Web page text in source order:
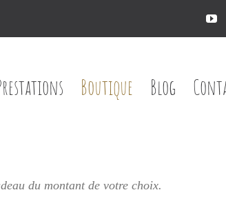
Boutique Blog
du montant de votre choix.